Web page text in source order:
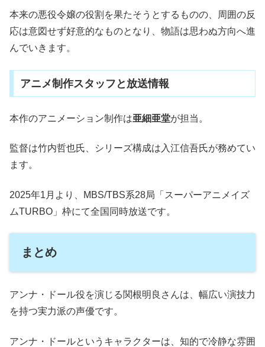
本来の悪役令嬢の役割を果たそうとするものの、周囲の反
応は意図せず好意的なものとなり、物語は思わぬ方向へ進
んでいきます。
アニメ制作スタッフと放送情報
本作のアニメーション制作は亜細亜堂が担当。
監督は竹内哲也氏、シリーズ構成は入江信吾氏が務めてい
ます。
2025年1月より、MBS/TBS系28局「スーパーアニメイズ
ムTURBO」枠にて全国同時放送です。
まとめ
アンナ・ドール役を演じる関根明良さんは、幅広い演技力
を持つ実力派の声優です。
アンナ・ドールというキャラクターは、知的で冷静な雰囲